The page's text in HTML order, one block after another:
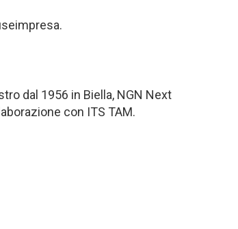
dal 1956 in Biella, NGN Next
con ITS TAM.